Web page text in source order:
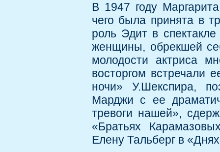
В 1947 году
чего была принята в
роль Эдит в
женщины, обрекшей
молодости актриса
восторгом встречали
ночи» У.Шекспира,
Марджи с ее
тревоги нашей»,
«Братьях
Елену Тальберг в